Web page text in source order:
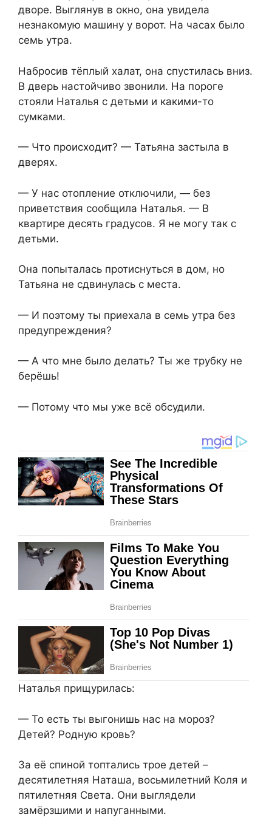
дворе. Выглянув в окно, она увидела
незнакомую машину у ворот. На часах было
семь утра.
Набросив тёплый халат, она спустилась вниз.
В дверь настойчиво звонили. На пороге
стояли Наталья с детьми и какими-то
сумками.
— Что происходит? — Татьяна застыла в
дверях.
— У нас отопление отключили, — без
приветствия сообщила Наталья. — В
квартире десять градусов. Я не могу так с
детьми.
Она попыталась протиснуться в дом, но
Татьяна не сдвинулась с места.
— И поэтому ты приехала в семь утра без
предупреждения?
— А что мне было делать? Ты же трубку не
берёшь!
— Потому что мы уже всё обсудили.
Наталья прищурилась:
— То есть ты выгонишь нас на мороз?
Детей? Родную кровь?
За её спиной топтались трое детей –
десятилетняя Наташа, восьмилетний Коля и
пятилетняя Света. Они выглядели
замёрзшими и напуганными.